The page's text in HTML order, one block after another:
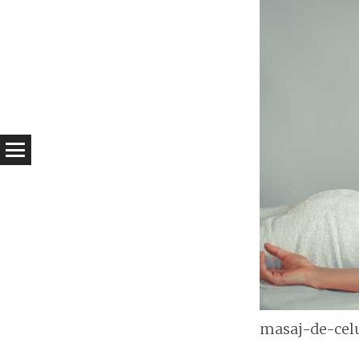
masaj-de-